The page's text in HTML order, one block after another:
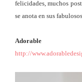
felicidades, muchos
se anota en sus
Adorable
http://